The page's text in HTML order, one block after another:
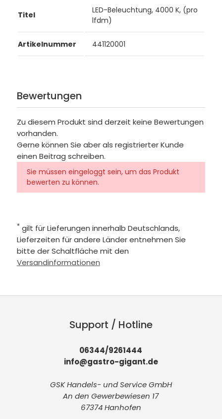
Titel
LED-Beleuchtung, 4000 K, (pro
lfdm)
Artikelnummer 441120001
Bewertungen
Zu diesem Produkt sind derzeit keine Bewertungen
vorhanden.
Gerne können Sie aber als registrierter Kunde
einen Beitrag schreiben.
Sie müssen eingeloggt sein, um das Produkt
bewerten zu können.
* gilt für Lieferungen innerhalb Deutschlands,
Lieferzeiten für andere Länder entnehmen Sie
bitte der Schaltfläche mit den
Versandinformationen
Support / Hotline
06344/9261444
info@gastro-gigant.de
GSK Handels- und Service GmbH
An den Gewerbewiesen 17
67374 Hanhofen